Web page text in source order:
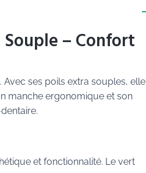
Souple – Confort
Avec ses poils extra souples, elle
manche ergonomique et son
et fonctionnalité. Le vert